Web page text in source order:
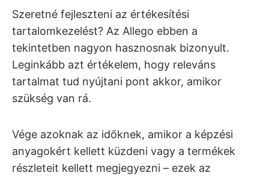
Szeretné fejleszteni az értékesítési
tartalomkezelést? Az Allego ebben a
tekintetben nagyon hasznosnak bizonyult.
Leginkább azt értékelem, hogy releváns
tartalmat tud nyújtani pont akkor, amikor
szükség van rá.
Vége azoknak az időknek, amikor a képzési
anyagokért kellett küzdeni vagy a termékek
részleteit kellett megjegyezni – ezek az